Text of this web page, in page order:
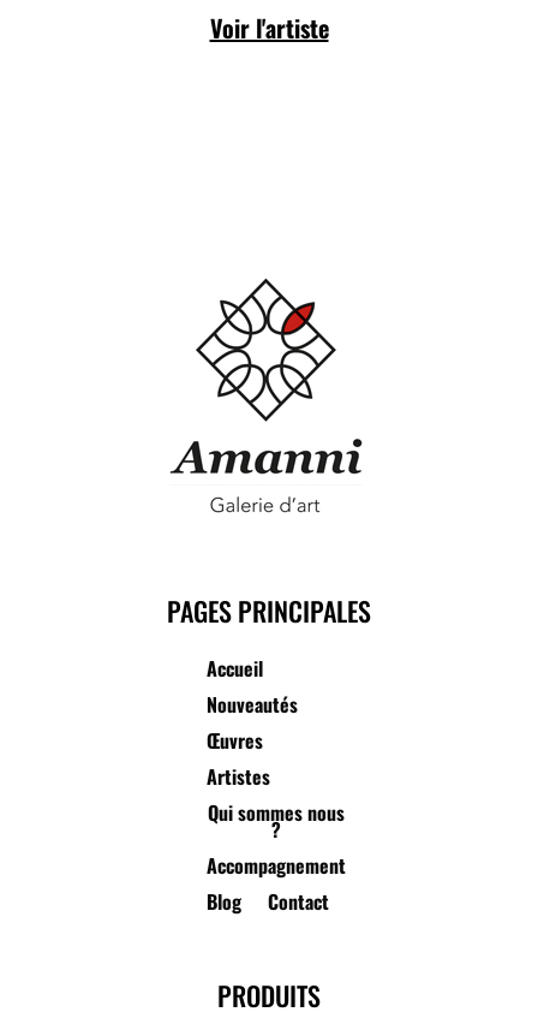
Voir l'artiste
PAGES PRINCIPALES
Accueil
Nouveautés
Œuvres
Artistes
Qui sommes nous
?
Accompagnement
Blog
Contact
PRODUITS